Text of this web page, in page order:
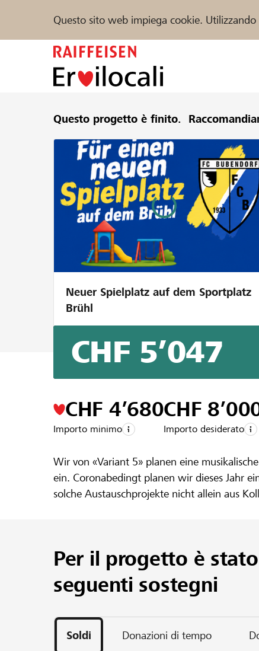
Questo sito web impiega cookie.
Sostenere Aiuto & supporto
Trova progetti e organizzazioni
FR IT
Questo progetto è finito.
Neuer Spielplatz auf dem Sportplatz
Brühl
Schweizer
Un progetto della regione della
Wir von «Variant 5» planen eine
ein. Coronabedingt planen wir dieses Jahr
solche Austauschprojekte nicht allein aus
CHF 5’047
CHF 4’680
Importo minimo
CHF
Importo desiderato
Per il progetto è
seguenti sostegni
Soldi Donazioni di tempo